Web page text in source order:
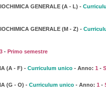
GENERALE (A - L) -
GENERALE (M - Z) -
3 - Primo semestre
(A - F) - Curriculum unico - Anno: 1 -
(G - O) - Curriculum unico - Anno: 1 -